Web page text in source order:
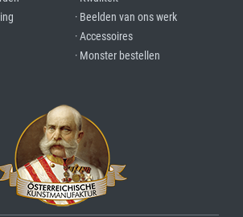
· Beelden van ons werk
· Accessoires
· Monster bestellen